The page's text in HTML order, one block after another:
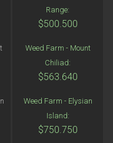
Range:
$500.500
Weed Farm - Mount
Chiliad:
$563.640
Weed Farm - Elysian
Island:
$750.750